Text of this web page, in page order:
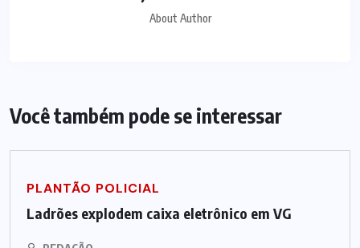
About Author
Você também pode se interessar
PLANTÃO POLICIAL
Ladrões explodem caixa eletrônico em VG